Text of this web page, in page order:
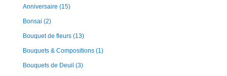
Anniversaire (15)
Bonsai (2)
Bouquet de fleurs (13)
Bouquets & Compositions (1)
Bouquets de Deuil (3)